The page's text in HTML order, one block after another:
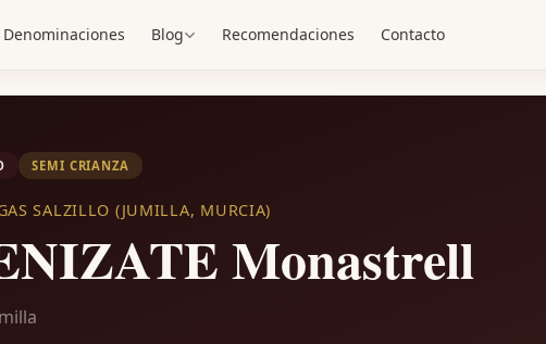
Denominaciones Blog Recomendaciones Contacto
SEMI CRIANZA
SALZILLO (JUMILLA, MURCIA)
Monastrell